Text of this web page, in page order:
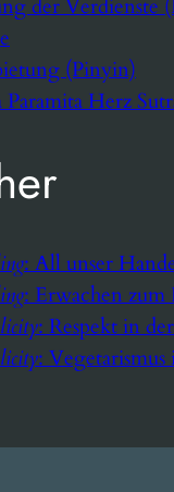
der Verdienste
(Pinyin)
Paramita Herz
: All unser
: Erwachen
: Respekt in
: